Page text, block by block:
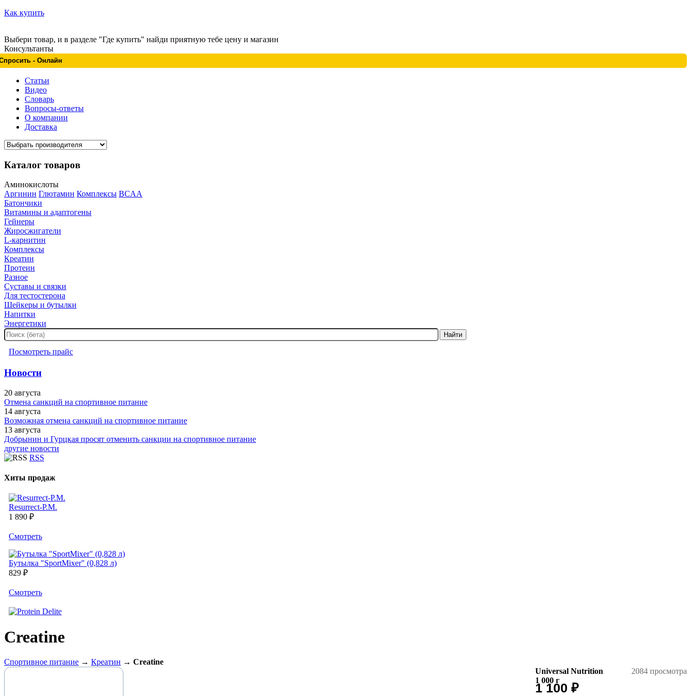
Как купить
Выбери товар, и в разделе "Где купить" найди приятную тебе цену и магазин
Консультанты
- Онлайн
Статьи
Видео
Словарь
Вопросы-ответы
О компании
Доставка
Каталог товаров
Аминокислоты
Аргинин Глютамин Комплексы BCAA
Батончики
Витамины и адаптогены
Гейнеры
Жиросжигатели
L-карнитин
Комплексы
Креатин
Протеин
Разное
Суставы и связки
Для тестостерона
Шейкеры и бутылки
Напитки
Энергетики
Найти
Посмотреть прайс
Новости
20 августа
Отмена санкций на спортивное питание
14 августа
Возможная отмена санкций на спортивное питание
13 августа
Добрынин и Гурцкая просят отменить санкции на спортивное питание
другие новости
RSS
Хиты продаж
Resurrect-P.M.
1 890 ₽
Cмотреть
Бутылка "SportMixer" (0,828 л)
829 ₽
Cмотреть
Creatine
Спортивное питание → Креатин → Creatine
2084 просмотра
Universal Nutrition
1 000 г
1 100 ₽